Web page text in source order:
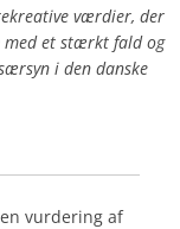
værdier, der
med et stærkt fald og
i den danske
vurdering af